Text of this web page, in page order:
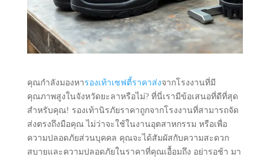
คุณกำลังมองหารองเท้าเซฟตี้ราคาส่งจากโรงงานที่มี
คุณภาพสูงในจังหวัดยะลาหรือไม่? ที่นี่เรามีข้อเสนอที่ดีที่สุด
สำหรับคุณ! รองเท้านิรภัยราคาถูกจากโรงงานที่สามารถจัด
ส่งตรงถึงมือคุณ ไม่ว่าจะใช้ในงานอุตสาหกรรม หรือเพื่อ
ความปลอดภัยส่วนบุคคล คุณจะได้สัมผัสกับความสะดวก
สบายและความปลอดภัยในราคาที่คุณเอื้อมถึง อย่ารอช้า มา